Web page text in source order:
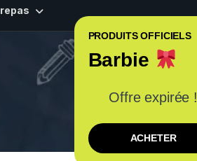
PRODUITS OFFICIELS
Barbie
Offre expirée !
ACHETER